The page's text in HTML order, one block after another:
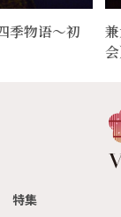
季物语～初
会
特集